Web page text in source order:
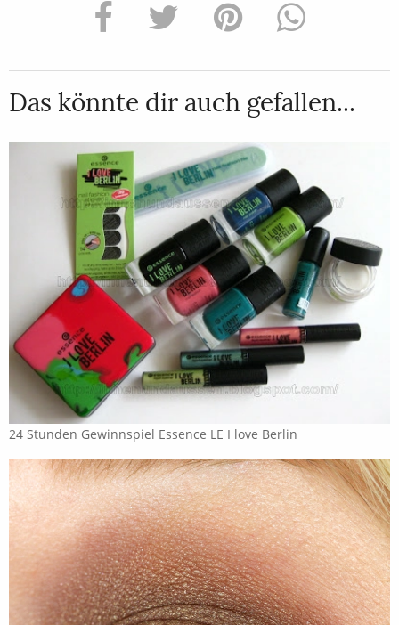
Das könnte dir auch gefallen...
24 Stunden Gewinnspiel Essence LE I love Berlin